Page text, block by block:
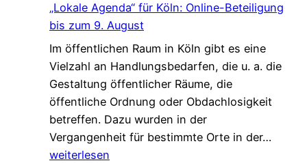
L
b
e
n
v
e
r
ä
k
u
g
e
n
s
m
G
„Lokale Agenda“ für Köln: Online-Beteiligung
bis zum 9. August
Im öffentlichen Raum in Köln gibt es eine
Vielzahl an Handlungsbedarfen, die u. a. die
Gestaltung öffentlicher Räume, die
öffentliche Ordnung oder Obdachlosigkeit
betreffen. Dazu wurden in der
Vergangenheit für bestimmte Orte in der…
weiterlesen